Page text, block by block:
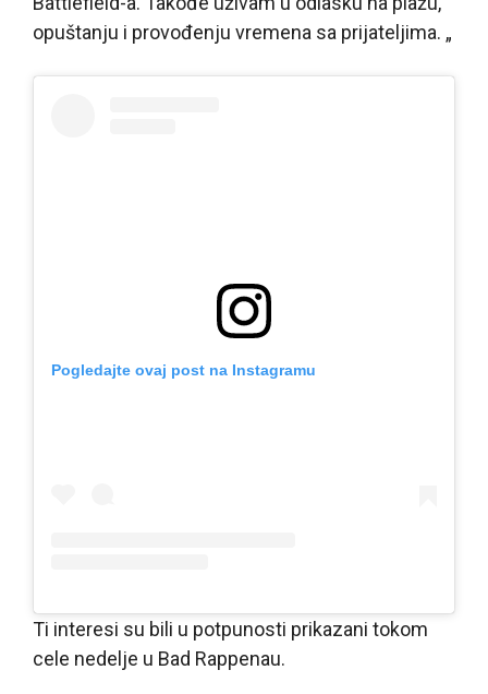
opuštanju i provođenju vremena sa prijateljima. „
Pogledajte ovaj post na Instagramu
Ti interesi su bili u potpunosti prikazani tokom
cele nedelje u Bad Rappenau.